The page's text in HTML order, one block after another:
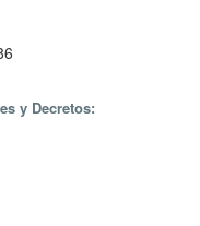
y Decretos: